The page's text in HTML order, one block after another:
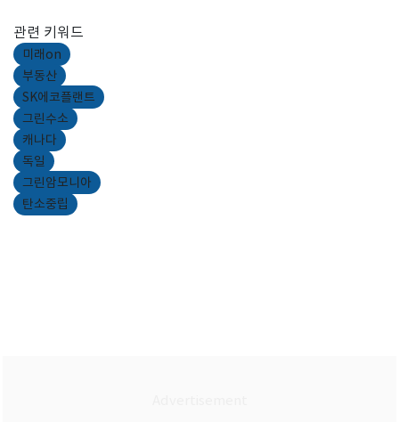
관련 키워드
미래on
부동산
SK에코플랜트
그린수소
캐나다
독일
그린암모니아
탄소중립